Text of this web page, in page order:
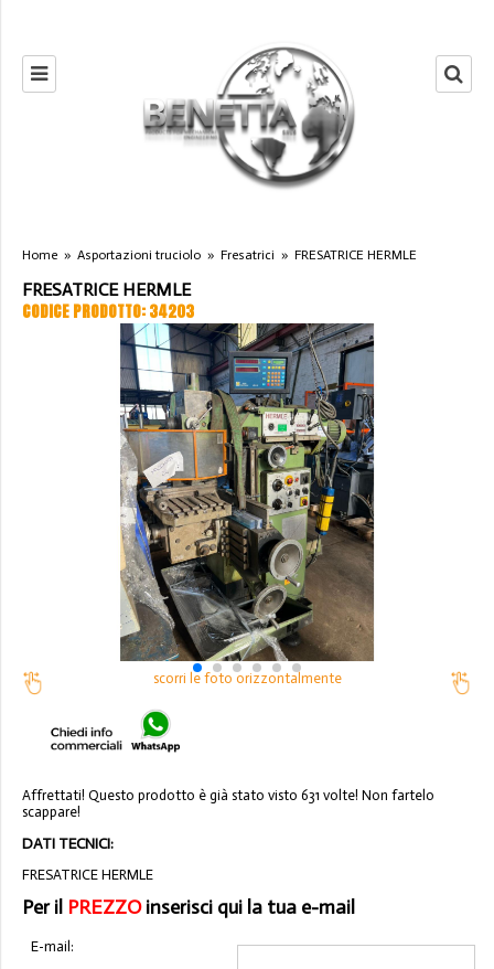
Home » Asportazioni truciolo » Fresatrici » FRESATRICE HERMLE
FRESATRICE HERMLE
CODICE PRODOTTO: 34203
scorri le foto orizzontalmente
Affrettati! Questo prodotto è già stato visto 631 volte! Non fartelo
scappare!
DATI TECNICI:
FRESATRICE HERMLE
Per il PREZZOinserisci qui la tua e-mail
E-mail: